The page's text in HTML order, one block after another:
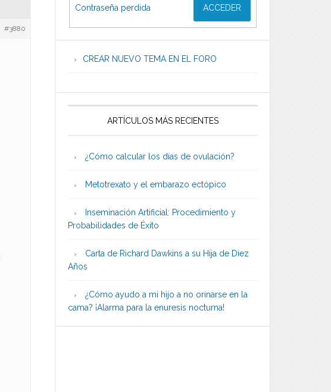
#3880
ACCEDER
Contraseña perdida
CREAR NUEVO TEMA EN EL FORO
ARTÍCULOS MÁS RECIENTES
¿Cómo calcular los días de ovulación?
Metotrexato y el embarazo ectópico
Inseminación Artificial: Procedimiento y
Probabilidades de Éxito
Carta de Richard Dawkins a su Hija de Diez
Años
¿Cómo ayudo a mi hijo a no orinarse en la
cama? ¡Alarma para la enuresis nocturna!